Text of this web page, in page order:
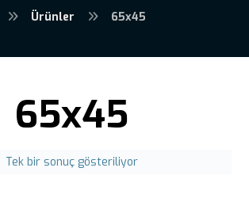
Ürünler 65x45
65x45
Tek bir sonuç gösteriliyor